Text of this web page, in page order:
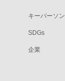
キーパーソン
SDGs
企業